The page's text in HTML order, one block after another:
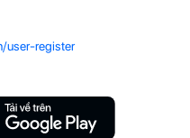
user-register